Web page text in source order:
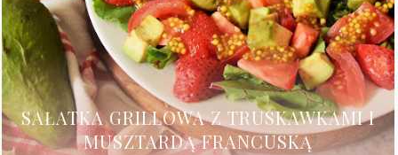
SAŁATKA GRILLOWA Z TRUSKAWKAMI I
MUSZTARDĄ FRANCUSKĄ